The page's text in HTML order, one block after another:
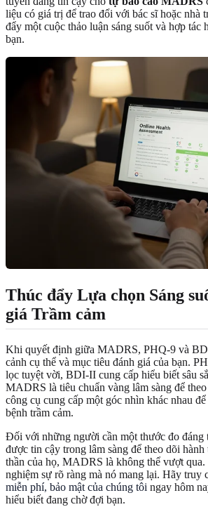
liệu có giá trị để trao đổi với bác sĩ hoặc nhà
đẩy một cuộc thảo luận sáng suốt và hợp tác
bạn.
Thúc đẩy Lựa chọn Sáng
giá Trầm cảm
Khi quyết định giữa MADRS, PHQ-9 và
cảnh cụ thể và mục tiêu đánh giá của bạn.
lọc tuyệt vời, BDI-II cung cấp hiểu biết sâu
MADRS là tiêu chuẩn vàng lâm sàng để
công cụ cung cấp một góc nhìn khác nhau
bệnh trầm cảm.
Đối với những người cần một thước đo đáng
được tin cậy trong lâm sàng để theo dõi
thần của họ, MADRS là không thể vượt
nghiệm sự rõ ràng mà nó mang lại. Hãy truy
miễn phí, bảo mật của chúng tôi ngay hôm
hiểu biết đang chờ đợi bạn.